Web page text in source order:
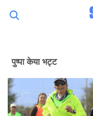
पुष्पा केया भट्ट